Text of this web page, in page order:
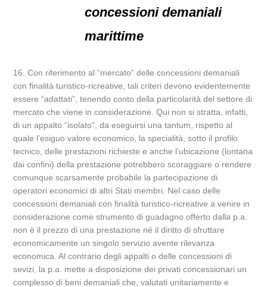
concessioni demaniali
marittime
16. Con riferimento al “mercato” delle concessioni demaniali
con finalità turistico-ricreative, tali criteri devono evidentemente
essere “adattati”, tenendo conto della particolarità del settore di
mercato che viene in considerazione. Qui non si stratta, infatti,
di un appalto “isolato”, da eseguirsi una tantum, rispetto al
quale l’esiguo valore economico, la specialità, sotto il profilo
tecnico, delle prestazioni richieste e anche l’ubicazione (lontana
dai confini) della prestazione potrebbero scoraggiare o rendere
comunque scarsamente probabile la partecipazione di
operatori economici di altri Stati membri. Nel caso delle
concessioni demaniali con finalità turistico-ricreative a venire in
considerazione come strumento di guadagno offerto dalla p.a.
non è il prezzo di una prestazione né il diritto di sfruttare
economicamente un singolo servizio avente rilevanza
economica. Al contrario degli appalti o delle concessioni di
sevizi, la p.a. mette a disposizione dei privati concessionari un
complesso di beni demaniali che, valutati unitariamente e